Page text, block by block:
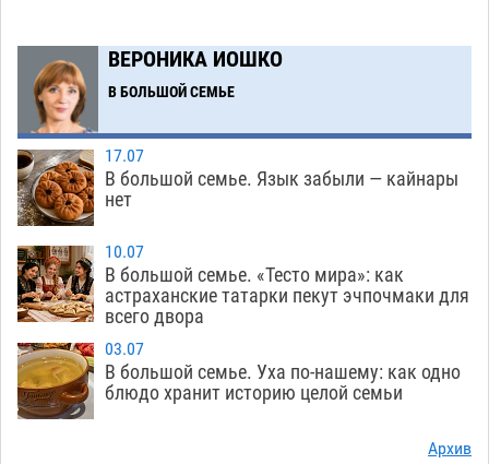
в музее Пушкина в Москве
06.08 278
13:50
Мэрия Астрахани переводит городские
зеленые зоны на автоматический полив
13:13
Скончался второй ребенок после пожара в
Астрахани
12:49
Астраханские гандболисты с крупной победы
стартовали на Всероссийской Спартакиаде
12:16
В астраханском селе невестка изрешетила
машину свекрови
06.08
ВЕРОНИКА ИОШКО
В БОЛЬШОЙ СЕМЬЕ
17.07
В большой семье. Язык забыли — кайнары
нет
10.07
В большой семье. «Тесто мира»: как
астраханские татарки пекут эчпочмаки для
всего двора
03.07
В большой семье. Уха по-нашему: как одно
блюдо хранит историю целой семьи
Архив